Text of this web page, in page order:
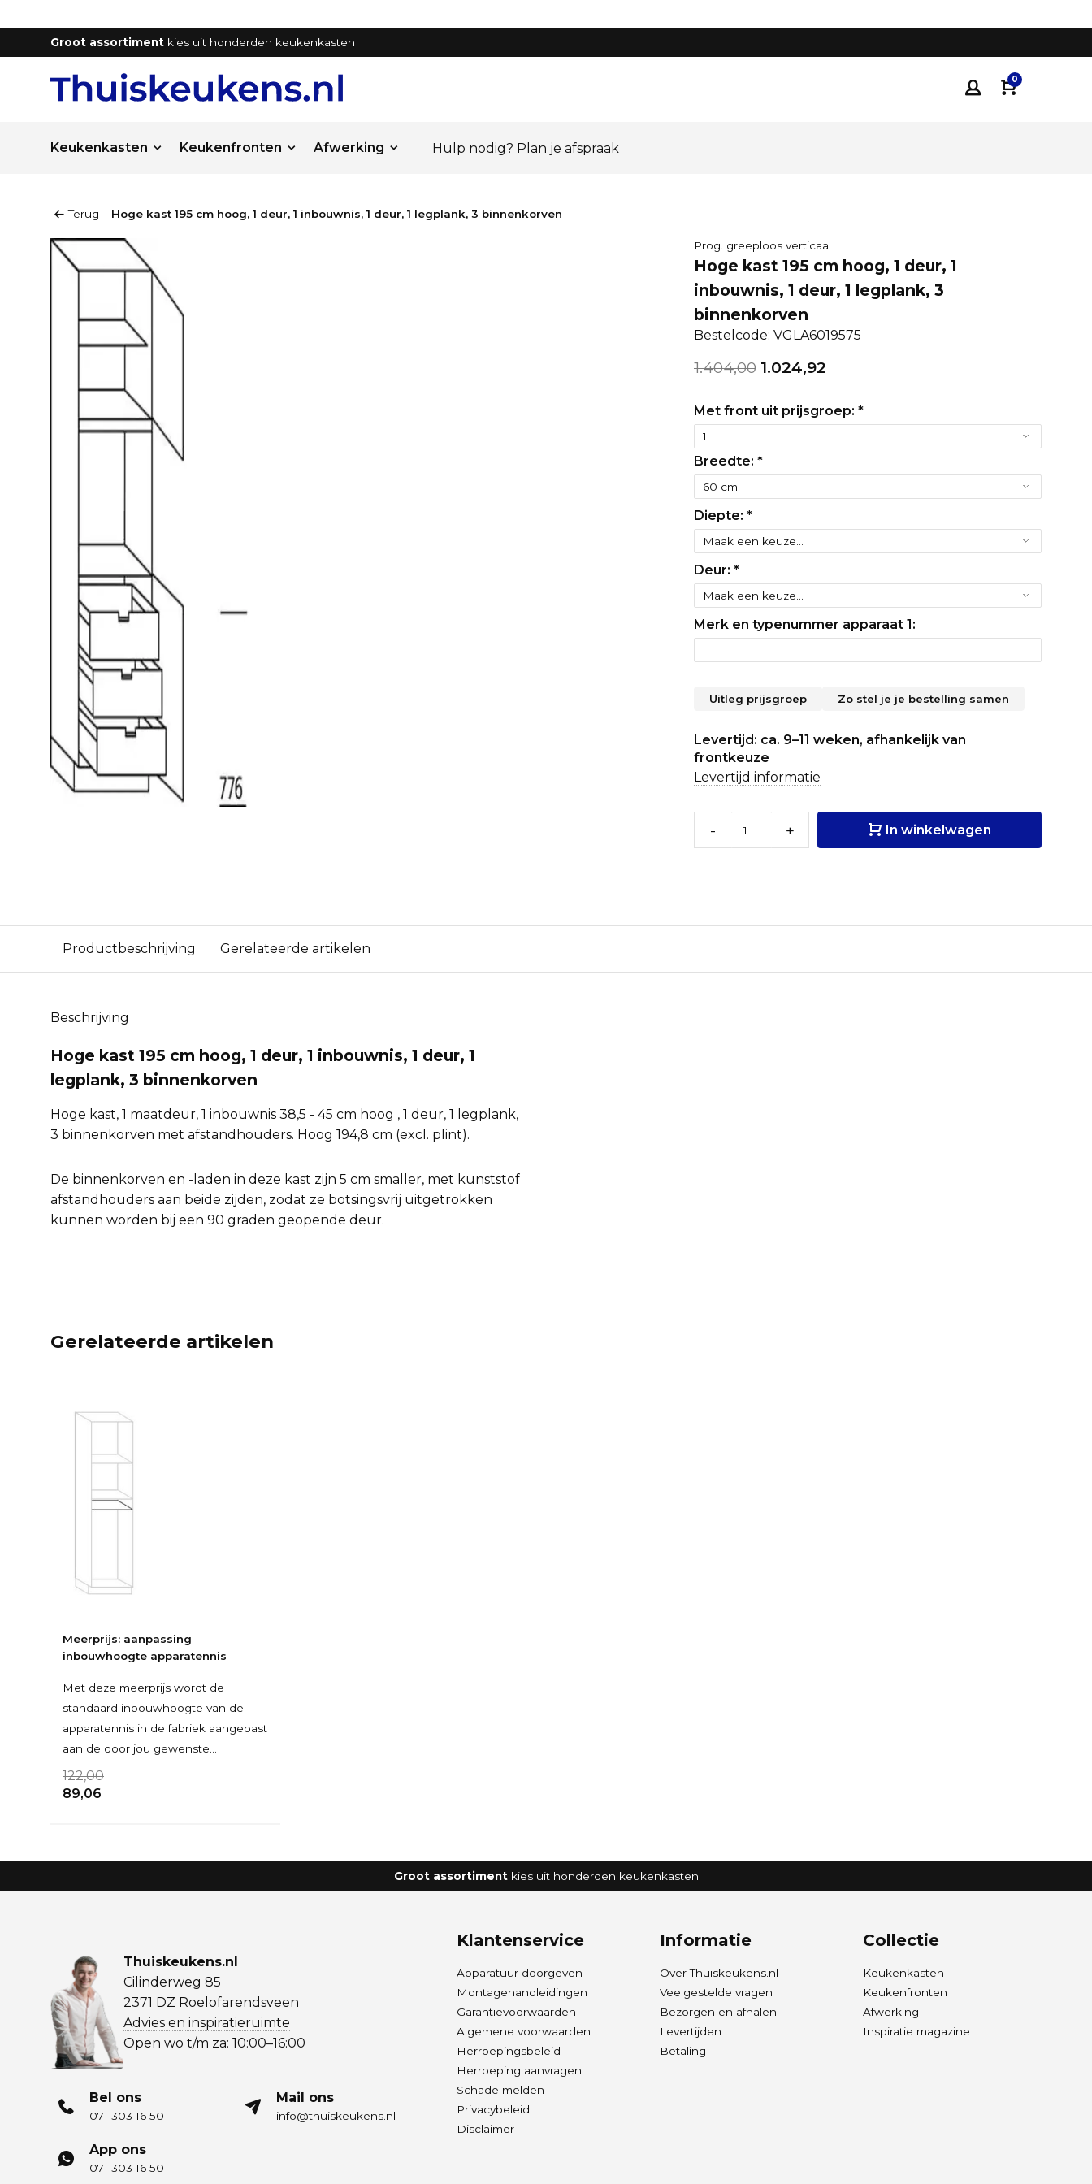
Groot assortiment kies uit honderden keukenkasten
0
Keukenkasten Keukenfronten Afwerking Hulp nodig? Plan je afspraak
Terug Hoge kast 195 cm hoog, 1 deur, 1 inbouwnis, 1 deur, 1 legplank, 3 binnenkorven
Prog. greeploos verticaal
Hoge kast 195 cm hoog, 1 deur, 1
inbouwnis, 1 deur, 1 legplank, 3
binnenkorven
Bestelcode: VGLA6019575
1.404,00 1.024,92
Met front uit prijsgroep: *
Breedte: *
Diepte: *
Deur: *
Merk en typenummer apparaat 1:
Uitleg prijsgroep Zo stel je je bestelling samen
Levertijd: ca. 9–11 weken, afhankelijk van
frontkeuze
Levertijd informatie
- + In winkelwagen
Productbeschrijving Gerelateerde artikelen
Beschrijving
Hoge kast 195 cm hoog, 1 deur, 1 inbouwnis, 1 deur, 1
legplank, 3 binnenkorven
Hoge kast, 1 maatdeur, 1 inbouwnis 38,5 - 45 cm hoog , 1 deur, 1 legplank,
3 binnenkorven met afstandhouders. Hoog 194,8 cm (excl. plint).
De binnenkorven en -laden in deze kast zijn 5 cm smaller, met kunststof
afstandhouders aan beide zijden, zodat ze botsingsvrij uitgetrokken
kunnen worden bij een 90 graden geopende deur.
Gerelateerde artikelen
Meerprijs: aanpassing
inbouwhoogte apparatennis
Met deze meerprijs wordt de
standaard inbouwhoogte van de
apparatennis in de fabriek aangepast
aan de door jou gewenste
inbouwhoogte van je inbouwappa
122,00
89,06
Groot assortiment kies uit honderden keukenkasten
Thuiskeukens.nl
Cilinderweg 85
2371 DZ Roelofarendsveen
Advies en inspiratieruimte
Open wo t/m za: 10:00–16:00
Bel ons
071 303 16 50
Mail ons
info@thuiskeukens.nl
App ons
071 303 16 50
Klantenservice
Apparatuur doorgeven
Montagehandleidingen
Garantievoorwaarden
Algemene voorwaarden
Herroepingsbeleid
Herroeping aanvragen
Schade melden
Privacybeleid
Disclaimer
Informatie
Over Thuiskeukens.nl
Veelgestelde vragen
Bezorgen en afhalen
Levertijden
Betaling
Collectie
Keukenkasten
Keukenfronten
Afwerking
Inspiratie magazine